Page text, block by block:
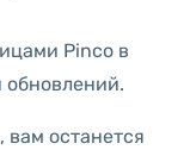
Pinco в
обновлений.
вам останется